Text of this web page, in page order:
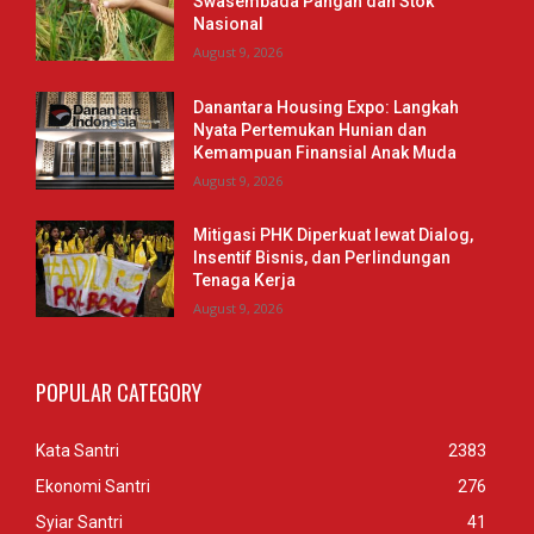
Nasional
August 9, 2026
Danantara Housing Expo: Langkah
Nyata Pertemukan Hunian dan
Kemampuan Finansial Anak Muda
August 9, 2026
Mitigasi PHK Diperkuat lewat Dialog,
Insentif Bisnis, dan Perlindungan
Tenaga Kerja
August 9, 2026
POPULAR CATEGORY
Kata Santri
2383
Ekonomi Santri
276
Syiar Santri
41